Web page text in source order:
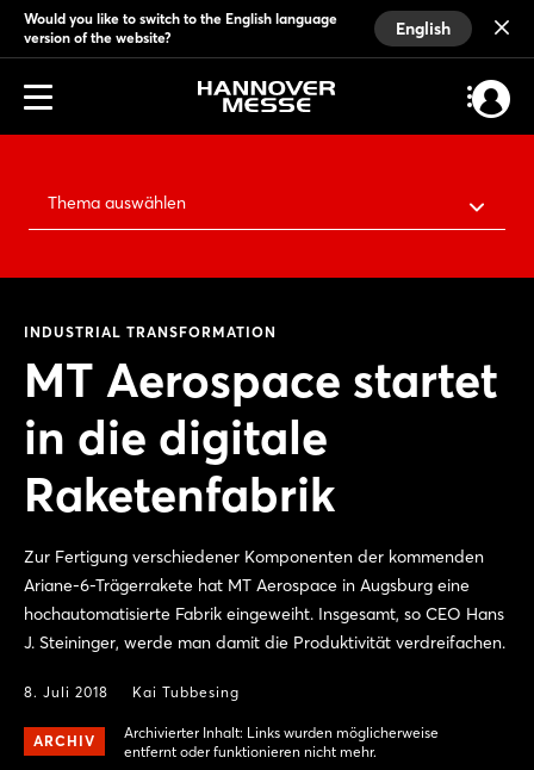
Would you like to switch to the English language
version of the website?
English
Thema auswählen
INDUSTRIAL TRANSFORMATION
MT Aerospace startet
in die digitale
Raketenfabrik
Zur Fertigung verschiedener Komponenten der kommenden
Ariane-6-Trägerrakete hat MT Aerospace in Augsburg eine
hochautomatisierte Fabrik eingeweiht. Insgesamt, so CEO Hans
J. Steininger, werde man damit die Produktivität verdreifachen.
8. Juli 2018 Kai Tubbesing
ARCHIV
Archivierter Inhalt: Links wurden möglicherweise
entfernt oder funktionieren nicht mehr.